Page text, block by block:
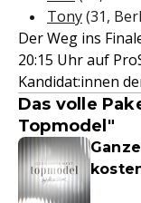
Tony(31,
Der Weg ins
20:15 Uhr auf
Kandidat:innen
Das volle
Topmodel"